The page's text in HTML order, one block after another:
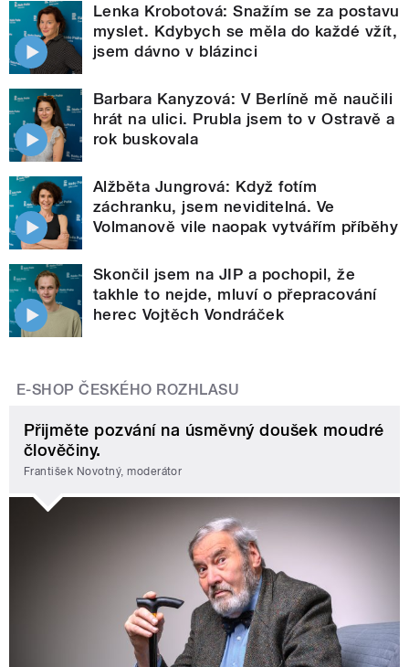
Lenka Krobotová: Snažím se za postavu
myslet. Kdybych se měla do každé vžít,
jsem dávno v blázinci
Barbara Kanyzová: V Berlíně mě naučili
hrát na ulici. Prubla jsem to v Ostravě a
rok buskovala
Alžběta Jungrová: Když fotím
záchranku, jsem neviditelná. Ve
Volmanově vile naopak vytvářím příběhy
Skončil jsem na JIP a pochopil, že
takhle to nejde, mluví o přepracování
herec Vojtěch Vondráček
E-SHOP ČESKÉHO ROZHLASU
Přijměte pozvání na úsměvný doušek moudré
člověčiny.
František Novotný, moderátor